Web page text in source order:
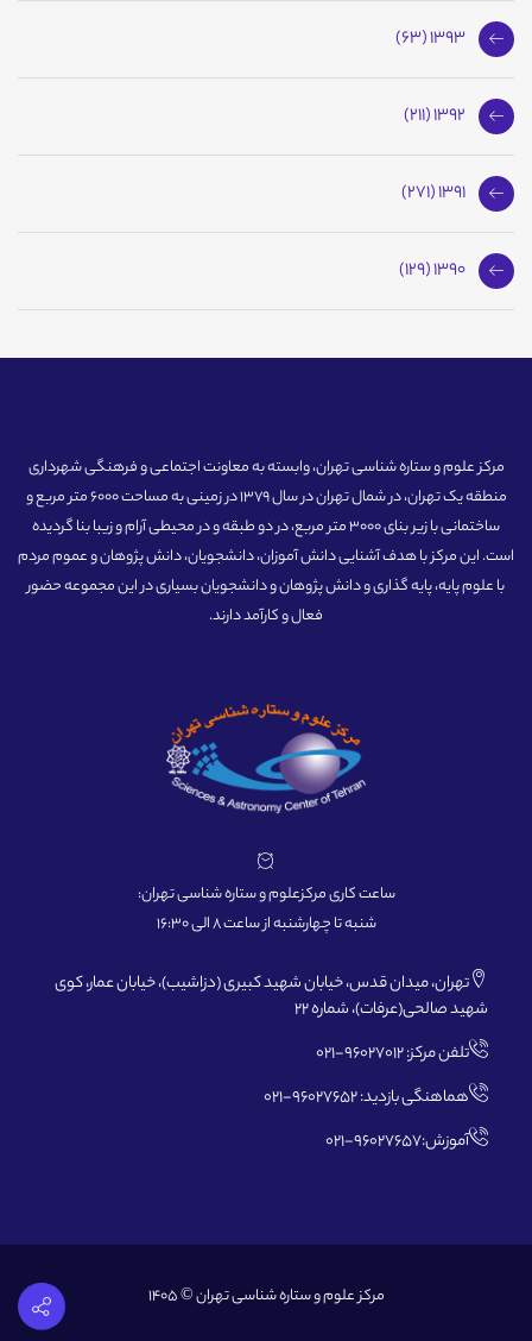
1393 (63)
1392 (211)
1391 (271)
1390 (129)
مرکز علوم و ستاره شناسی تهران، وابسته به معاونت اجتماعی و فرهنگی شهرداری
منطقه یک تهران، در شمال تهران در سال 1379 در زمینی به مساحت 6000 متر مربع و
ساختمانی با زیر بنای 3000 متر مربع، در دو طبقه و در محیطی آرام و زیبا بنا گردیده
است. این مرکز با هدف آشنایی دانش آموزان، دانشجویان، دانش پژوهان و عموم مردم
با علوم پایه، پایه گذاری و دانش پژوهان و دانشجویان بسیاری در این مجموعه حضور
فعال و کارآمد دارند.
ساعت کاری مرکزعلوم و ستاره شناسی تهران:
شنبه تا چهارشنبه از ساعت 8 الی 16:30
تهران، میدان قدس، خیابان شهید کبیری (دزاشیب)، خیابان عمار، کوی
شهید صالحی(عرفات)، شماره 22
تلفن مرکز: 96027012-021
هماهنگی بازدید: 96027652-021
آموزش:96027657-021
مرکز علوم و ستاره شناسی تهران © 1405